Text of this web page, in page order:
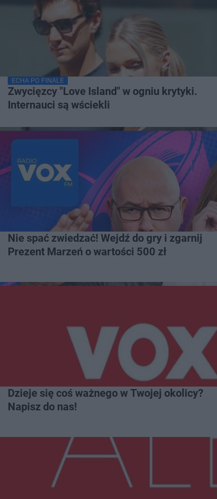
ECHA PO FINALE
Zwycięzcy "Love Island" w ogniu krytyki.
Internauci są wściekli
Nie spać zwiedzać! Wejdź do gry i zgarnij
Prezent Marzeń o wartości 500 zł
Dzieje się coś ważnego w Twojej okolicy?
Napisz do nas!
Więcej